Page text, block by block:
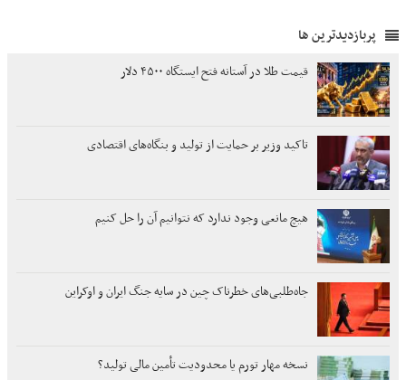
پربازدیدترین ها
قیمت طلا در آستانه فتح ایستگاه ۴۵۰۰ دلار
تاکید وزیر بر حمایت از تولید و بنگاه‌های اقتصادی
هیچ مانعی وجود ندارد که نتوانیم آن را حل کنیم
جاه‌طلبی‌های خطرناک چین در سایه جنگ‌ ایران و اوکراین
نسخه مهار تورم یا محدودیت تأمین مالی تولید؟